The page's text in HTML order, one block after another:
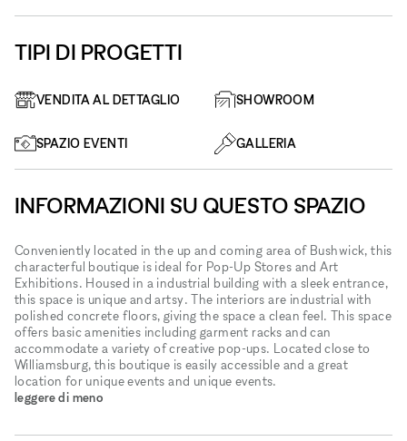
TIPI DI PROGETTI
VENDITA AL DETTAGLIO SHOWROOM
SPAZIO EVENTI GALLERIA
INFORMAZIONI SU QUESTO SPAZIO
Conveniently located in the up and coming area of Bushwick, this
characterful boutique is ideal for Pop-Up Stores and Art
Exhibitions. Housed in a industrial building with a sleek entrance,
this space is unique and artsy. The interiors are industrial with
polished concrete floors, giving the space a clean feel. This space
offers basic amenities including garment racks and can
accommodate a variety of creative pop-ups. Located close to
Williamsburg, this boutique is easily accessible and a great
location for unique events and unique events.
leggere di meno